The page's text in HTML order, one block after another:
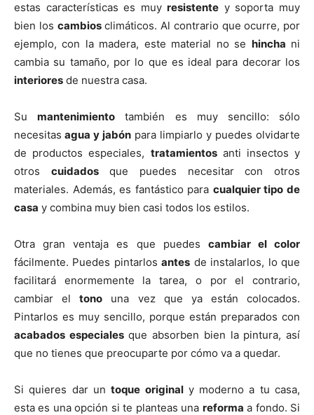
estas características es muyresistente y soporta muy
bien los cambiosclimáticos. Al contrario que ocurre, por
ejemplo, con la madera, este material no se hincha ni
cambia su tamaño, por lo que es ideal para decorar los
interiores de nuestra casa.
Sumantenimiento también es muy sencillo: sólo
necesitas agua y jabón para limpiarlo y puedes olvidarte
de productos especiales, tratamientosanti insectos y
otros cuidadosque puedes necesitar con otros
materiales. Además, es fantástico para cualquier tipo de
casa y combina muy bien casi todos los estilos.
Otra gran ventaja es que puedes cambiar el color
fácilmente. Puedes pintarlosantes de instalarlos, lo que
facilitará enormemente la tarea, o por el contrario,
cambiar eltono una vez que ya están colocados.
Pintarlos es muy sencillo, porque están preparados con
acabados especialesque absorben bien la pintura, así
que no tienes que preocuparte por cómo va a quedar.
Si quieres dar untoque originaly moderno a tu casa,
esta es una opción si te planteas una reforma a fondo. Si